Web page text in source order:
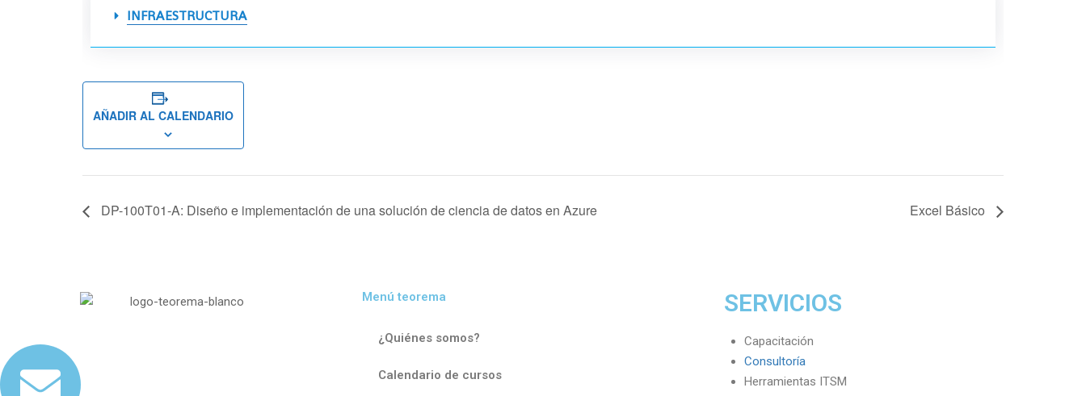
INFRAESTRUCTURA
AÑADIR AL CALENDARIO
DP-100T01-A: Diseño e implementación de una solución de ciencia de datos en Azure Excel Básico
Menú teorema
¿Quiénes somos?
Calendario de cursos
SERVICIOS
Capacitación
Consultoría
Herramientas ITSM